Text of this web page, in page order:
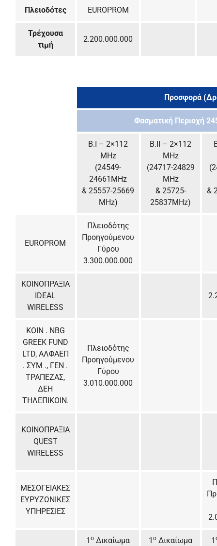
Πλειοδότες EUROPROM
Τρέχουσα
τιμή
2.200.000.000
Προσφορά
Φασματική Περιοχή
B.I – 2×112
MHz
(24549-
24661MHz
& 25557-25669
MHz)
B.II – 2×112
MHz
(24717-24829
MHz
& 25725-
25837MHz)
&
EUROPROM
Πλειοδότης
Προηγούμενου
Γύρου
3.300.000.000
ΚΟΙΝΟΠΡΑΞΙΑ
IDEAL
WIRELESS
ΚΟΙΝ . NBG
GREEK FUND
LTD, AΛΦΑΕΠ
. ΣΥΜ ., ΓΕΝ .
ΤΡΑΠΕΖΑΣ,
ΔΕΗ
ΤΗΛΕΠΙΚΟΙΝ.
Πλειοδότης
Προηγούμενου
Γύρου
3.010.000.000
ΚΟΙΝΟΠΡΑΞΙΑ
QUEST
WIRELESS
ΜΕΣΟΓΕΙΑΚΕΣ
ΕΥΡΥΖΩΝΙΚΕΣ
ΥΠΗΡΕΣΙΕΣ
1 ο Δικαίωμα
1 ο Δικαίωμα
1